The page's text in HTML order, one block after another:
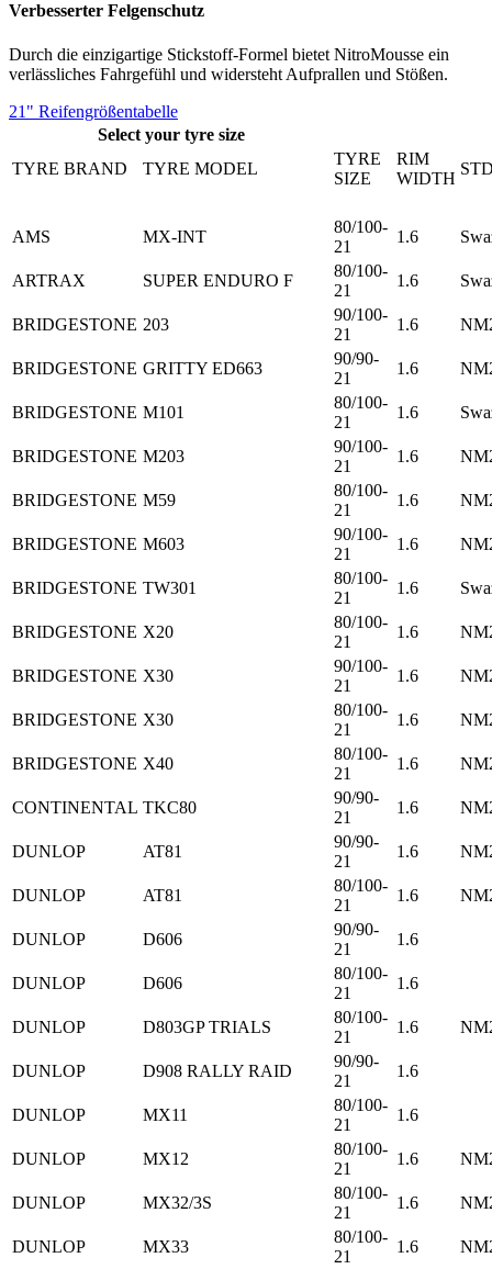
Verbesserter Felgenschutz
Durch die einzigartige Stickstoff-Formel bietet NitroMousse ein
verlässliches Fahrgefühl und widersteht Aufprallen und Stößen.
21" Reifengrößentabelle
Select your tyre size
TYRE BRAND
TYRE MODEL
TYRE
SIZE
RIM
WIDTH
AMS MX-INT
80/100-
21
1.6
ARTRAX SUPER ENDURO F
80/100-
21
1.6
BRIDGESTONE 203
90/100-
21
1.6
BRIDGESTONE GRITTY ED663
90/90-
21
1.6
BRIDGESTONE M101
80/100-
21
1.6
BRIDGESTONE M203
90/100-
21
1.6
BRIDGESTONE M59
80/100-
21
1.6
BRIDGESTONE M603
90/100-
21
1.6
BRIDGESTONE TW301
80/100-
21
1.6
BRIDGESTONE X20
80/100-
21
1.6
BRIDGESTONE X30
90/100-
21
1.6
BRIDGESTONE X30
80/100-
21
1.6
BRIDGESTONE X40
80/100-
21
1.6
CONTINENTAL TKC80
90/90-
21
1.6
DUNLOP AT81
90/90-
21
1.6
DUNLOP AT81
80/100-
21
1.6
DUNLOP D606
90/90-
21
1.6
DUNLOP D606
80/100-
21
1.6
DUNLOP D803GP TRIALS
80/100-
21
1.6
DUNLOP D908 RALLY RAID
90/90-
21
1.6
DUNLOP MX11
80/100-
21
1.6
DUNLOP MX12
80/100-
21
1.6
DUNLOP MX32/3S
80/100-
21
1.6
DUNLOP MX33
80/100-
21
1.6